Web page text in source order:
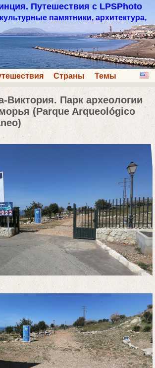
Путешествия с LPSPhoto
памятники, архитектура,
Страны Темы
Виктория. Парк археологии
(Parque Arqueológico